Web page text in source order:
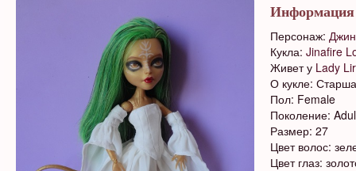
Информация
Персонаж:
Кукла: Jinafire
Живет у Lady
О кукле:
Пол: Female
Поколение:
Размер: 27
Цвет волос:
Цвет глаз: